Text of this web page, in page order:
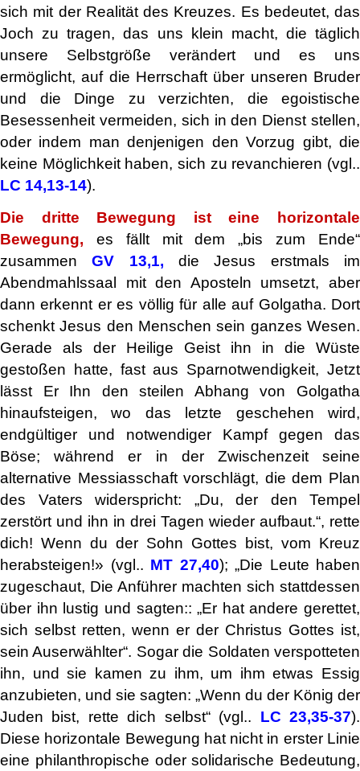
sich mit der Realität des Kreuzes. Es bedeutet, das
Joch zu tragen, das uns klein macht, die täglich
unsere Selbstgröße verändert und es uns
ermöglicht, auf die Herrschaft über unseren Bruder
und die Dinge zu verzichten, die egoistische
Besessenheit vermeiden, sich in den Dienst stellen,
oder indem man denjenigen den Vorzug gibt, die
keine Möglichkeit haben, sich zu revanchieren (vgl..
LC 14,13-14).
Die dritte Bewegung ist eine horizontale
Bewegung, es fällt mit dem „bis zum Ende“
zusammenGV 13,1, die Jesus erstmals im
Abendmahlssaal mit den Aposteln umsetzt, aber
dann erkennt er es völlig für alle auf Golgatha. Dort
schenkt Jesus den Menschen sein ganzes Wesen.
Gerade als der Heilige Geist ihn in die Wüste
gestoßen hatte, fast aus Sparnotwendigkeit, Jetzt
lässt Er Ihn den steilen Abhang von Golgatha
hinaufsteigen, wo das letzte geschehen wird,
endgültiger und notwendiger Kampf gegen das
Böse; während er in der Zwischenzeit seine
alternative Messiasschaft vorschlägt, die dem Plan
des Vaters widerspricht: „Du, der den Tempel
zerstört und ihn in drei Tagen wieder aufbaut.“, rette
dich! Wenn du der Sohn Gottes bist, vom Kreuz
herabsteigen!» (vgl.. MT 27,40); „Die Leute haben
zugeschaut, Die Anführer machten sich stattdessen
über ihn lustig und sagten:: „Er hat andere gerettet,
sich selbst retten, wenn er der Christus Gottes ist,
sein Auserwählter“. Sogar die Soldaten verspotteten
ihn, und sie kamen zu ihm, um ihm etwas Essig
anzubieten, und sie sagten: „Wenn du der König der
Juden bist, rette dich selbst“ (vgl.. LC 23,35-37).
Diese horizontale Bewegung hat nicht in erster Linie
eine philanthropische oder solidarische Bedeutung,